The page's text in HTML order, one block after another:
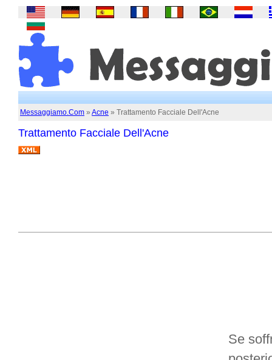
Messaggiamo.Com » Acne » Trattamento Facciale Dell'Acne
Trattamento Facciale Dell'Acne
Se